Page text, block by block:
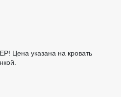
Цена указана на кровать